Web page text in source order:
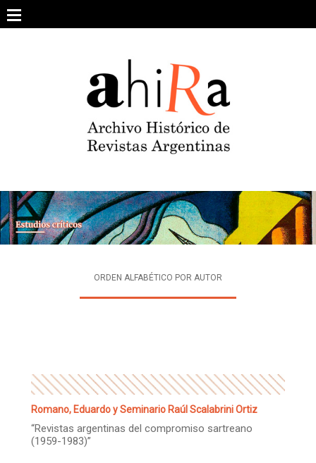
content
ARCHIVO DE REVISTAS
ESTUDIOS CRÍTICOS
INTEGRANTES
ORDEN ALFABÉTICO POR AUTOR
Romano, Eduardo y Seminario Raúl Scalabrini Ortiz
“Revistas argentinas del compromiso sartreano
(1959-1983)”